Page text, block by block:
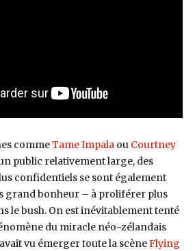
commeTame Impalaou Courtney
public relativement large, des
confidentiels se sont également
grand bonheur – à proliférer plus
le bush. On est inévitablement tenté
du miracle néo-zélandais
vu émerger toute la scèneFlying